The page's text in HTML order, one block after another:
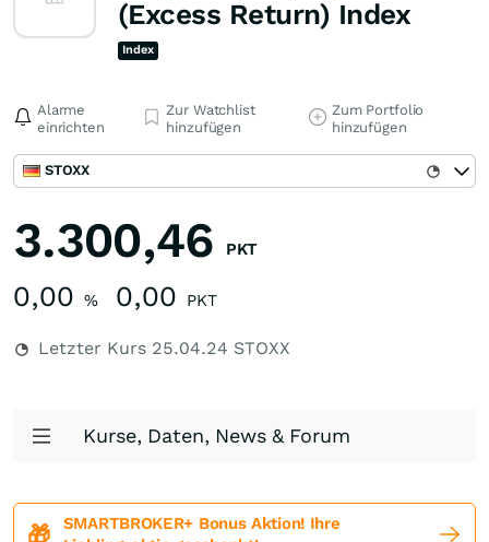
(Excess Return) Index
Index
Alarme
einrichten
Zur Watchlist
hinzufügen
Zum Portfolio
hinzufügen
STOXX
3.300,46 PKT
0,00 % 0,00 PKT
Letzter Kurs 25.04.24 STOXX
Kurse, Daten, News & Forum
🎁
SMARTBROKER+ Bonus Aktion! Ihre